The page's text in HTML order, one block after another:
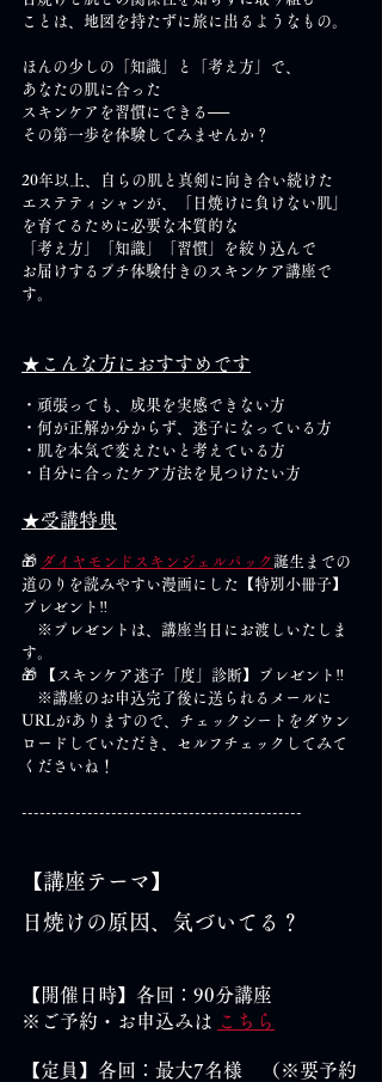
ことは、地図を持たずに旅に出るようなもの。
ほんの少しの「知識」と「考え方」で、
あなたの肌に合った
スキンケアを習慣にできる──
その第一歩を体験してみませんか？
20年以上、自らの肌と真剣に向き合い続けた
エステティシャンが、「日焼けに負けない肌」
を育てるために必要な本質的な
「考え方」「知識」「習慣」を絞り込んで
お届けするプチ体験付きのスキンケア講座で
す。
★こんな方におすすめです
・頑張っても、成果を実感できない方
・何が正解か分からず、迷子になっている方
・肌を本気で変えたいと考えている方
・自分に合ったケア方法を見つけたい方
★受講特典
🎁 ダイヤモンドスキンジェルパック誕生までの
道のりを読みやすい漫画にした【特別小冊子】
プレゼント‼
※プレゼントは、講座当日にお渡しいたしま
す。
🎁 【スキンケア迷子「度」診断】プレゼント‼
※講座のお申込完了後に送られるメールに
URLがありますので、チェックシートをダウン
ロードしていただき、セルフチェックしてみて
くださいね！
-----------------------------------------------
【講座テーマ】
日焼けの原因、気づいてる？
【開催日時】各回：90分講座
※ご予約・お申込みは
こちら
【定員】各回：最大7名様　（※要予約